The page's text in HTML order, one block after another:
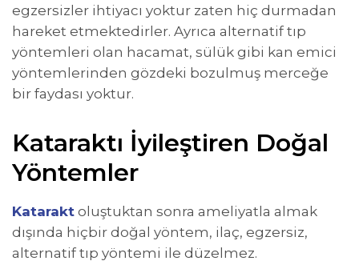
egzersizler ihtiyacı yoktur zaten hiç durmadan
hareket etmektedirler. Ayrıca alternatif tıp
yöntemleri olan hacamat, sülük gibi kan emici
yöntemlerinden gözdeki bozulmuş merceğe
bir faydası yoktur.
Kataraktı İyileştiren Doğal
Yöntemler
Katarakt oluştuktan sonra ameliyatla almak
dışında hiçbir doğal yöntem, ilaç, egzersiz,
alternatif tıp yöntemi ile düzelmez.